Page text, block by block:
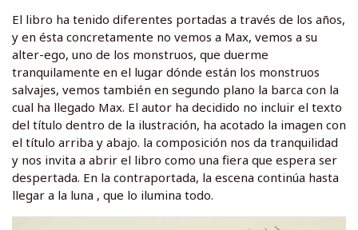
El libro ha tenido diferentes portadas a través de los años,
y en ésta concretamente no vemos a Max, vemos a su
alter-ego, uno de los monstruos, que duerme
tranquilamente en el lugar dónde están los monstruos
salvajes, vemos también en segundo plano la barca con la
cual ha llegado Max. El autor ha decidido no incluir el texto
del título dentro de la ilustración, ha acotado la imagen con
el título arriba y abajo. la composición nos da tranquilidad
y nos invita a abrir el libro como una fiera que espera ser
despertada. En la contraportada, la escena continúa hasta
llegar a la luna , que lo ilumina todo.